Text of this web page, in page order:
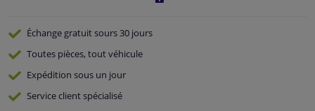
Échange gratuitsours 30 jours
Toutes pièces, tout véhicule
Expédition sous un jour
Serviceclient spécialisé